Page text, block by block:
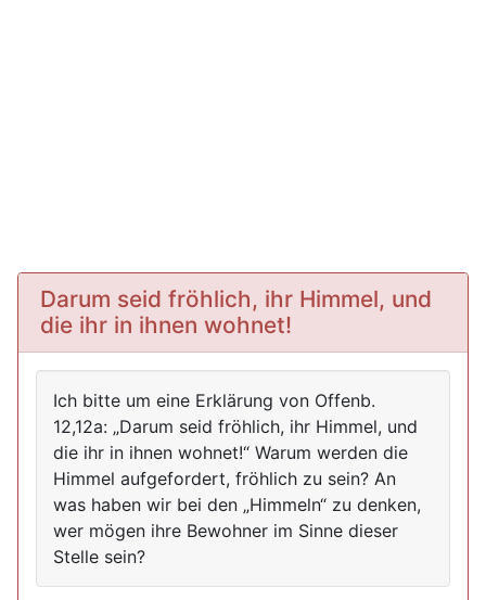
Darum seid fröhlich, ihr Himmel, und
die ihr in ihnen wohnet!
Ich bitte um eine Erklärung von Offenb.
12,12a: „Darum seid fröhlich, ihr Himmel, und
die ihr in ihnen wohnet!“ Warum werden die
Himmel aufgefordert, fröhlich zu sein? An
was haben wir bei den „Himmeln“ zu denken,
wer mögen ihre Bewohner im Sinne dieser
Stelle sein?